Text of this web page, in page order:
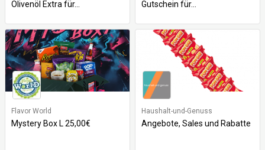
Olivenöl Extra für...
Gutschein für...
Flavor World
Mystery Box L 25,00€
Haushalt-und-Genuss
Angebote, Sales und Rabatte